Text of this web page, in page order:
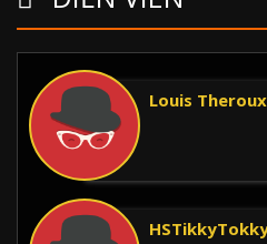
Louis Theroux